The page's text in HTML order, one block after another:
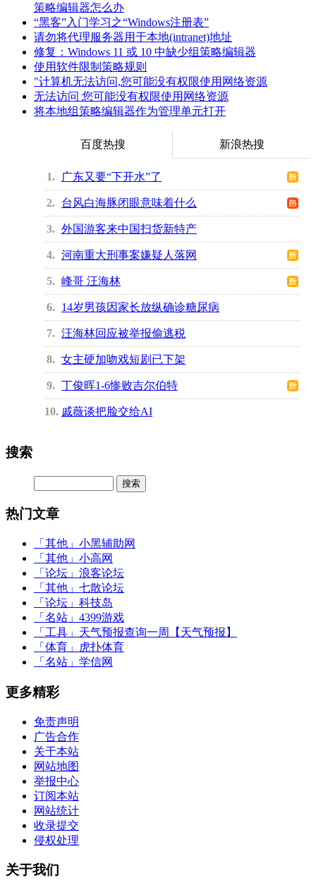
策略编辑器怎么办
“黑客”入门学习之“Windows注册表”
请勿将代理服务器用于本地(intranet)地址
修复：Windows 11 或 10 中缺少组策略编辑器
使用软件限制策略规则
"计算机无法访问,您可能没有权限使用网络资源
无法访问 您可能没有权限使用网络资源
将本地组策略编辑器作为管理单元打开
百度热搜 新浪热搜
1 广东又要“下开水”了
2 台风白海豚闭眼意味着什么
3 外国游客来中国扫货新特产
4 河南重大刑事案嫌疑人落网
5 峰哥 汪海林
6 14岁男孩因家长放纵确诊糖尿病
7 汪海林回应被举报偷逃税
8 女主硬加吻戏短剧已下架
9 丁俊晖1-6惨败吉尔伯特
10 戚薇谈把脸交给AI
搜索
热门文章
「其他」 小黑辅助网
「其他」 小高网
「论坛」 浪客论坛
「其他」 七散论坛
「论坛」 科技岛
「名站」 4399游戏
「工具」 天气预报查询一周【天气预报】
「体育」
虎扑体育
「名站」 学信网
更多精彩
免责声明
广告合作
关于本站
网站地图
举报中心
订阅本站
网站统计
收录提交
侵权处理
关于我们